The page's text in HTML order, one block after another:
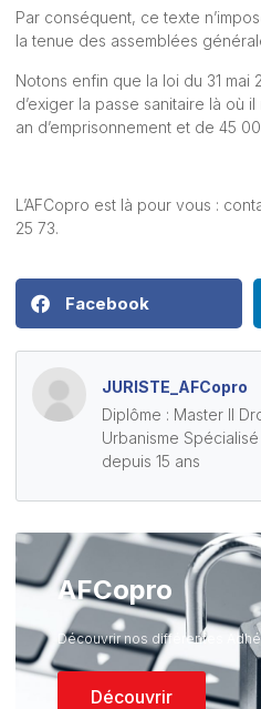
Par conséquent, ce texte
la tenue des assemblées
Notons enfin que la loi du 31 mai
d’exiger la passe sanitaire là où il
an d’emprisonnement et de 45
L’AFCopro est là pour vous :
25 73.
Facebook
JURISTE_AFCopro
Diplôme : Master II
Urbanisme
depuis 15 ans
AFCopro
Découvrir nos différentes
Découvrir